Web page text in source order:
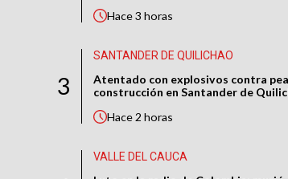
Hace3 horas
3
SANTANDER DE QUILICHAO
Atentado con explosivos contra
construcción en Santander de
Hace2 horas
VALLE DEL CAUCA